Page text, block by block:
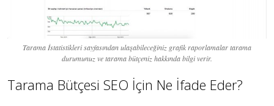
Tarama İstatistikleri sayfasından ulaşabileceğiniz grafik raporlamalar tarama
durumunuz ve tarama bütçeniz hakkında bilgi verir.
Tarama Bütçesi SEO İçin Ne İfade Eder?